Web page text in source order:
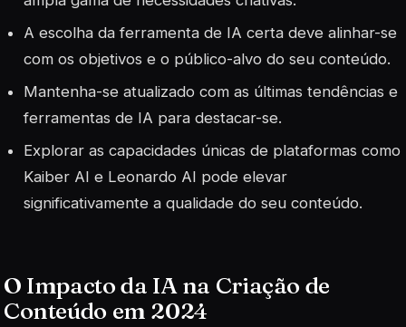
A escolha da ferramenta de IA certa deve alinhar-se
com os objetivos e o público-alvo do seu conteúdo.
Mantenha-se atualizado com as últimas tendências e
ferramentas de IA para destacar-se.
Explorar as capacidades únicas de plataformas como
Kaiber AI e Leonardo AI pode elevar
significativamente a qualidade do seu conteúdo.
O Impacto da IA na Criação de
Conteúdo em 2024